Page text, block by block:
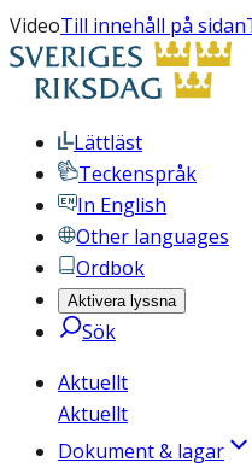
VideoTill innehåll på sidan
Lättläst
Teckenspråk
In English
Other languages
Ordbok
Aktivera lyssna
Sök
Aktuellt
Aktuellt
Dokument & lagar